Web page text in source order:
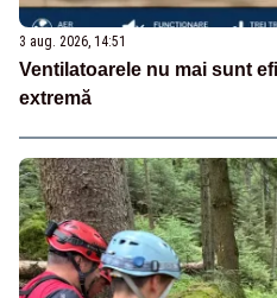
3 aug. 2026, 14:51
Ventilatoarele nu mai sunt
extremă